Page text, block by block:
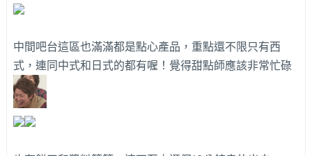
中間吧台這區也滿滿都是點心產品，重點還不限只有西
式，連同中式和日式的都有喔！覺得甜點師應該非常忙碌